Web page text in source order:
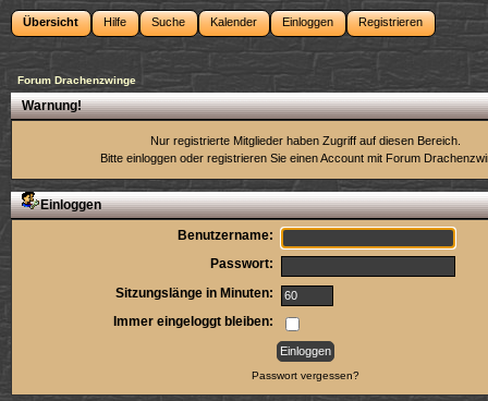
Übersicht Hilfe Suche Kalender Einloggen Registrieren
Forum Drachenzwinge
Warnung!
Nur registrierte Mitglieder haben Zugriff auf diesen Bereich.
Bitte einloggen oder registrieren Sie einen Account mit Forum
Einloggen
Benutzername:
Passwort:
Sitzungslänge in Minuten:
Immer eingeloggt bleiben:
Passwort vergessen?